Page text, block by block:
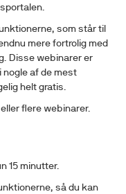
som står til
mere fortrolig med
Disse webinarer er
nogle af de mest
helt gratis.
flere webinarer.
15 minutter.
så du kan